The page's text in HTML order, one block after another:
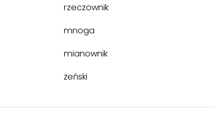
rzeczownik
mnoga
mianownik
żeński